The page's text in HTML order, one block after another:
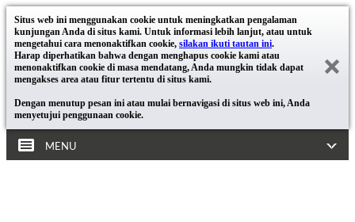
Situs web ini menggunakan cookie untuk meningkatkan pengalaman
kunjungan Anda di situs kami. Untuk informasi lebih lanjut, atau untuk
mengetahui cara menonaktifkan cookie, silakan ikuti tautan ini.
Harap diperhatikan bahwa dengan menghapus cookie kami atau
menonaktifkan cookie di masa mendatang, Anda mungkin tidak dapat
mengakses area atau fitur tertentu di situs kami.
Dengan menutup pesan ini atau mulai bernavigasi di situs web ini, Anda
menyetujui penggunaan cookie.
MENU